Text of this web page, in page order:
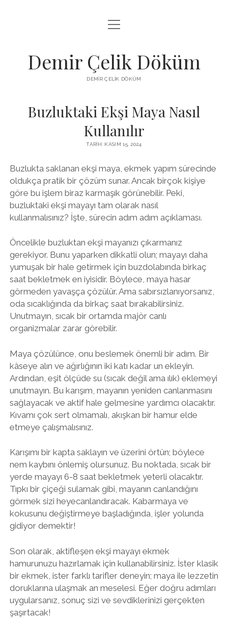
LISTE
ŞIFRESIZ INSTAGRAM BEĞENI KASMA
menüyü
aç
Demir Çelik Döküm
DEMIR ÇELIK DÖKÜM
Buzluktaki Ekşi Maya Nasıl
Kullanılır
TARIH: KASIM 15, 2024
Buzlukta saklanan ekşi maya, ekmek yapım sürecinde
oldukça pratik bir çözüm sunar. Ancak birçok kişiye
göre bu işlem biraz karmaşık görünebilir. Peki,
buzluktaki ekşi mayayı tam olarak nasıl
kullanmalısınız? İşte, sürecin adım adım açıklaması.
Öncelikle buzluktan ekşi mayanızı çıkarmanız
gerekiyor. Bunu yaparken dikkatli olun; mayayı daha
yumuşak bir hale getirmek için buzdolabında birkaç
saat bekletmek en iyisidir. Böylece, maya hasar
görmeden yavaşça çözülür. Ama sabırsızlanıyorsanız,
oda sıcaklığında da birkaç saat bırakabilirsiniz.
Unutmayın, sıcak bir ortamda majör canlı
organizmalar zarar görebilir.
Maya çözülünce, onu beslemek önemli bir adım. Bir
kâseye alın ve ağırlığının iki katı kadar un ekleyin.
Ardından, eşit ölçüde su (sıcak değil ama ılık) eklemeyi
unutmayın. Bu karışım, mayanın yeniden canlanmasını
sağlayacak ve aktif hale gelmesine yardımcı olacaktır.
Kıvamı çok sert olmamalı, akışkan bir hamur elde
etmeye çalışmalısınız.
Karışımı bir kapta saklayın ve üzerini örtün; böylece
nem kaybını önlemiş olursunuz. Bu noktada, sıcak bir
yerde mayayı 6-8 saat bekletmek yeterli olacaktır.
Tıpkı bir çiçeği sulamak gibi, mayanın canlandığını
görmek sizi heyecanlandıracak. Kabarmaya ve
kokusunu değiştirmeye başladığında, işler yolunda
gidiyor demektir!
Son olarak, aktifleşen ekşi mayayı ekmek
hamurunuzu hazırlamak için kullanabilirsiniz. İster klasik
bir ekmek, ister farklı tarifler deneyin; maya ile lezzetin
doruklarına ulaşmak an meselesi. Eğer doğru adımları
uygularsanız, sonuç sizi ve sevdiklerinizi gerçekten
şaşırtacak!